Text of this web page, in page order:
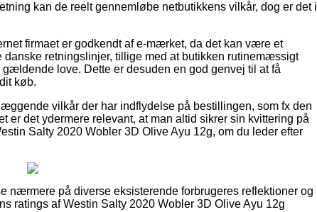
kan de reelt gennemløbe netbutikkens vilkår, dog er det i
firmaet er godkendt af e-mærket, da det kan være et
retningslinjer, tillige med at butikken rutinemæssigt
love. Dette er desuden en god genvej til at få
køb.
vilkår der har indflydelse på bestillingen, som fx den
er det ydermere relevant, at man altid sikrer sin kvittering på
Salty 2020 Wobler 3D Olive Ayu 12g, om du leder efter
nærmere på diverse eksisterende forbrugeres reflektioner og
ratings af Westin Salty 2020 Wobler 3D Olive Ayu 12g